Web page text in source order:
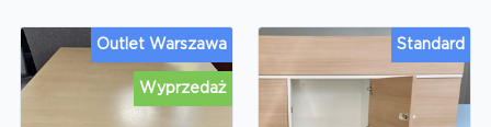
Wyprzedaż
Outlet Warszawa Standard